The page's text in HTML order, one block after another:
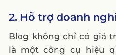
2. Hỗ trợ doanh
Blog không chỉ có giá
là một công cụ hiệu